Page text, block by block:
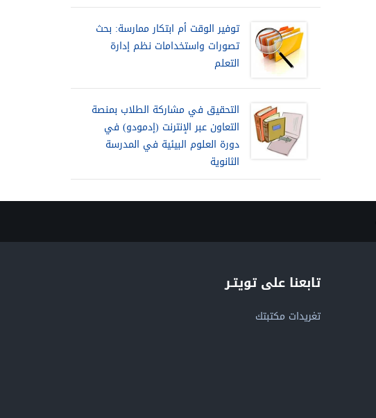
توفير الوقت أم ابتكار ممارسة: بحث
تصورات واستخدامات نظم إدارة
التعلم
التحقيق في مشاركة الطلاب بمنصة
التعاون عبر الإنترنت (إدمودو) في
دورة العلوم البيئية في المدرسة
الثانوية
تابعنا على تويتـر
تغريدات مكتبتك